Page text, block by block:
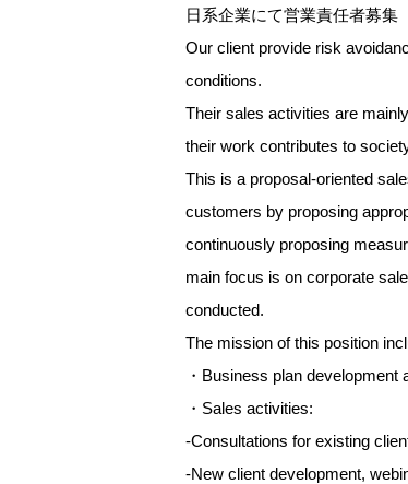
日系企業にて営業責任者募集
Our client provide risk
conditions.
Their sales activities are
their work contributes to
This is a proposal-oriented
customers by proposing
continuously proposing
main focus is on corporate
conducted.
The mission of this position
・Business plan development
・Sales activities:
-Consultations for existing
-New client development,